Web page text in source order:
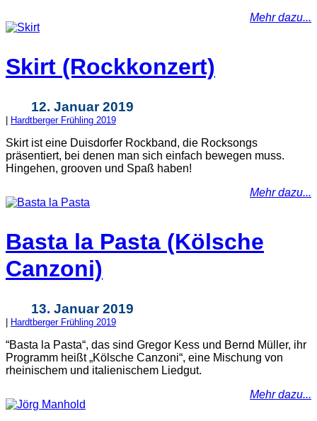
Mehr dazu...
Skirt (Rockkonzert)
12. Januar 2019
Hardtberger Frühling 2019
Skirt ist eine Duisdorfer Rockband, die Rocksongs
präsentiert, bei denen man sich einfach bewegen muss.
Hingehen, grooven und Spaß haben!
Mehr dazu...
Basta la Pasta (Kölsche
Canzoni)
13. Januar 2019
| Hardtberger Frühling 2019
“Basta la Pasta“, das sind Gregor Kess und Bernd Müller, ihr
Programm heißt „Kölsche Canzoni“, eine Mischung von
rheinischem und italienischem Liedgut.
Mehr dazu...